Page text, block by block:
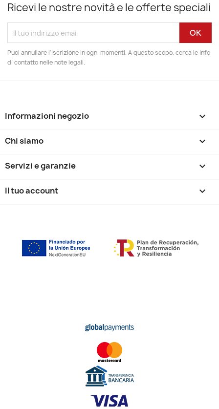
Ricevi le nostre novità e le offerte speciali
Puoi annullare l'iscrizione in ogni momenti. A questo scopo, cerca le info
di contatto nelle note legali.
Informazioni negozio keyboard_arrow_down
Chi siamo 
Servizi e garanzie 
Il tuo account 